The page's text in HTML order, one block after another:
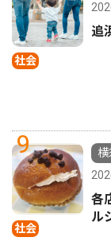
社会
追
9
社会
各
ル